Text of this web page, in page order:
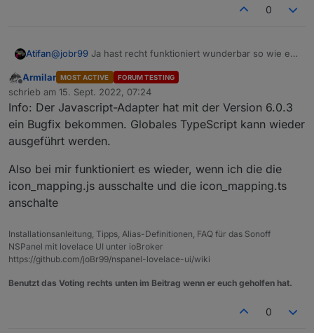
0
Atifan@jobr99 Ja hast recht funktioniert wunderbar so wie es
Ich musste das Script einmal neu starten. Jetzt kommt
der Screensaver je nachdem wie der Timer eingestellt
ist, sowohl über die Hardware Buttons als auch über die
Touch :) Sehr nice :)
Vielen Dank für den geilen Support an
@
auch an @Armilar
Offline
Armilar MOST ACTIVE FORUM TESTING
schrieb am 15. Sept. 2022, 07:24
zuletzt editiert von
Info: Der Javascript-Adapter hat mit der Version 6.0.3
ein Bugfix bekommen. Globales TypeScript kann wieder
ausgeführt werden.
Also bei mir funktioniert es wieder, wenn ich die die
icon_mapping.js ausschalte und die icon_mapping.ts
anschalte
Installationsanleitung, Tipps, Alias-Definitionen, FAQ für das Sonoff
NSPanel mit lovelace UI unter ioBroker
https://github.com/joBr99/nspanel-lovelace-ui/wiki
Benutzt das Voting rechts unten im Beitrag wenn er euch geholfen hat.
0